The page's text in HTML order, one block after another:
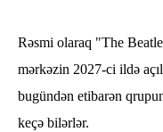
Rəsmi olaraq "The
mərkəzin 2027-ci ildə
bugündən etibarən
keçə bilərlər.